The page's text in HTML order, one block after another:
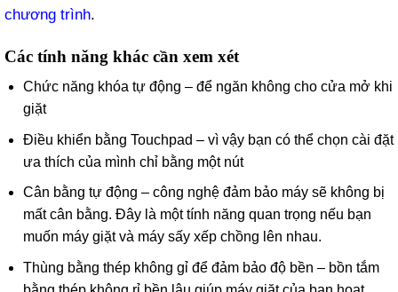
chương trình.
Các tính năng khác cần xem xét
Chức năng khóa tự động – để ngăn không cho cửa mở khi
giặt
Điều khiển bằng Touchpad – vì vậy bạn có thể chọn cài đặt
ưa thích của mình chỉ bằng một nút
Cân bằng tự động – công nghệ đảm bảo máy sẽ không bị
mất cân bằng. Đây là một tính năng quan trọng nếu bạn
muốn máy giặt và máy sấy xếp chồng lên nhau.
Thùng bằng thép không gỉ để đảm bảo độ bền – bồn tắm